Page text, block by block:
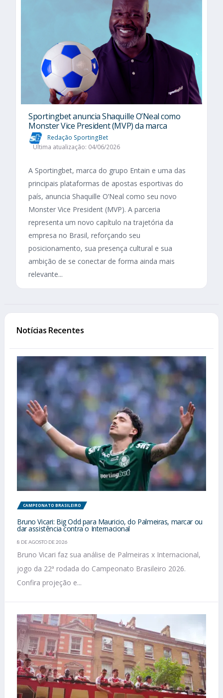
Sportingbet anuncia Shaquille O’Neal como
Monster Vice President (MVP) da marca
Redação SportingBet
Última atualização: 04/06/2026
A Sportingbet, marca do grupo Entain e uma das
principais plataformas de apostas esportivas do
país, anuncia Shaquille O’Neal como seu novo
Monster Vice President (MVP). A parceria
representa um novo capítulo na trajetória da
empresa no Brasil, reforçando seu
posicionamento, sua presença cultural e sua
ambição de se conectar de forma ainda mais
relevante...
Notícias Recentes
CAMPEONATO BRASILEIRO
Bruno Vicari: Big Odd para Mauricio, do Palmeiras, marcar ou
dar assistência contra o Internacional
8 DE AGOSTO DE 2026
Bruno Vicari faz sua análise de Palmeiras x Internacional,
jogo da 22ª rodada do Campeonato Brasileiro 2026.
Confira projeção e...